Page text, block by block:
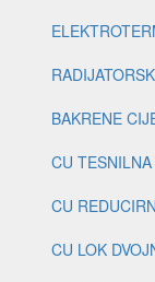
BAKRENE
CU TESNILNA
CU
CU LOK